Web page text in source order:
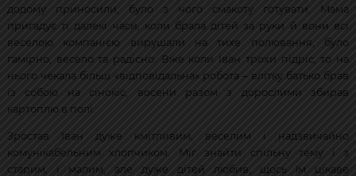
додому приносили, було з чого смакоту готувати. Мама
пригадує ті далекі часи, коли брала дітей за руки й вони всі
веселою компанією вирушали на тихе полювання, було
гамірно, весело та радісно. Вже коли Іван трохи підріс, то на
нього чекала більш «відповідальна» робота – влітку батько брав
із собою на сінокіс, восени разом з дорослими збирав
картоплю в полі.
Зростав Іван дуже кмітливим, веселим і надзвичайно
комунікабельним хлопчиком. Міг знайти спільну тему і з
старим, і малим, але дуже дітей любив, щось їм цікаве